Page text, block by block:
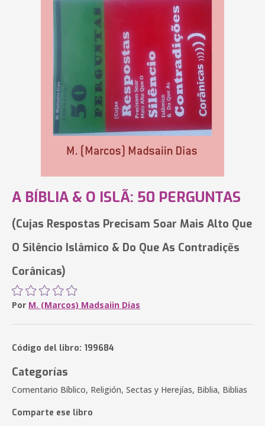
A BÍBLIA & O ISLÃ: 50 PERGUNTAS
(Cujas Respostas Precisam Soar Mais Alto Que
O Silêncio Islâmico & Do Que As Contradiçẽs
Corânicas)
Por M. (Marcos) Madsaiin Dias
Código del libro: 199684
Categorías
Comentario Bíblico, Religión, Sectas y Herejías, Biblia, Biblias
Comparte ese libro